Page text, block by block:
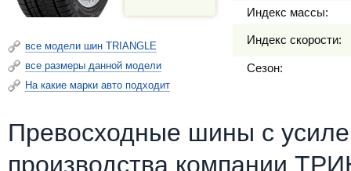
все модели шин TRIANGLE
все размеры данной модели
На какие марки авто подходит
Индекс массы:
Индекс скорости:
Сезон:
Превосходные шины c
производства компании